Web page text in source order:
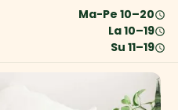
Ma-Pe 10–20
La10–19
Su 11–19